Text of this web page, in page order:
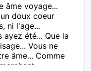
âme voyage...
doux coeur
ni l'age...
été... Que la
Vous ne
âme... Comme